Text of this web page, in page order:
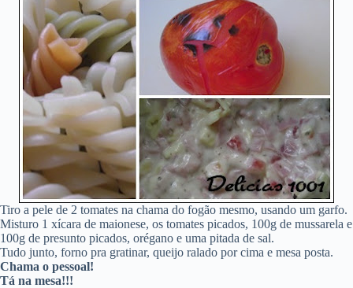
Tiro a pele de 2 tomates na chama do fogão mesmo, usando um garfo.
Misturo 1 xícara de maionese, os tomates picados, 100g de mussarela e
100g de presunto picados, orégano e uma pitada de sal.
Tudo junto, forno pra gratinar, queijo ralado por cima e mesa posta.
Chama o pessoal!
Tá na mesa!!!